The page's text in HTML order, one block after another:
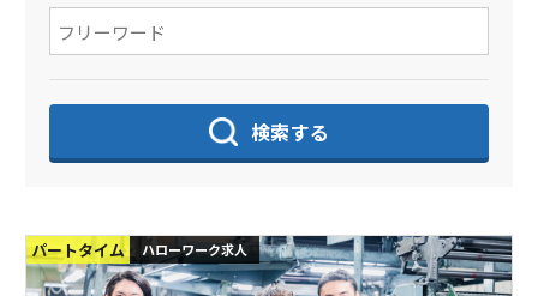
検索する
パートタイム ハローワーク求人